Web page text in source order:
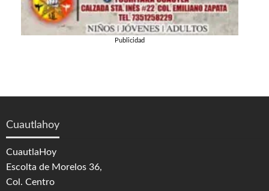
Publicidad
Cuautlahoy
CuautlaHoy
Escolta de Morelos 36,
Col. Centro